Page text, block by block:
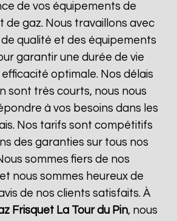
de vos équipements de
de gaz. Nous travaillons avec
qualité et des équipements
garantir une durée de vie
optimale. Nos délais
sont très courts, nous nous
à vos besoins dans les
Nos tarifs sont compétitifs
des garanties sur tous nos
sommes fiers de nos
nous sommes heureux de
de nos clients satisfaits. À
Frisquet La Tour du Pin, nous